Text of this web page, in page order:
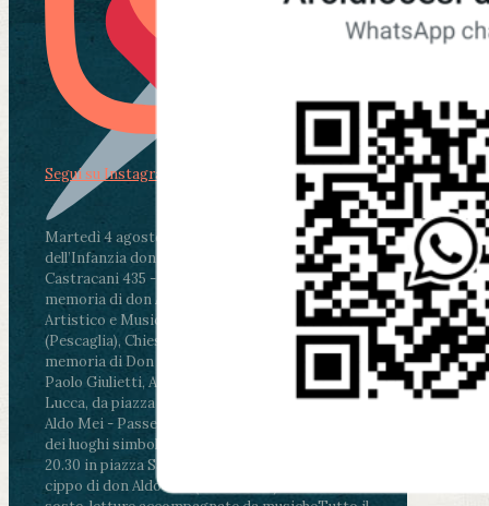
Martedì 4 agosto2026
ore 11:30 - Lucca, Scuola
dell’Infanzia don Aldo Mei - Viale Castruccio
Castracani 435 - Inaugurazione murales in
memoria di don Aldo Mei curato dal Liceo
Artistico e Musicale “Passaglia”
ore 18 - Fiano
(Pescaglia), Chiesa parrocchiale - Messa in
memoria di Don Aldo Mei celebrata da mons.
Paolo Giulietti, Arcivescovo di Lucca
ore 20.30 -
Lucca, da piazza San Michele al Cippo di don
Aldo Mei - Passeggiata della Memoria in alcuni
dei luoghi simbolo della città. Ritrovo alle ore
20.30 in piazza San Michele con conclusione al
cippo di don Aldo Mei (Porta Elisa). Durante le
Segui su Instagram